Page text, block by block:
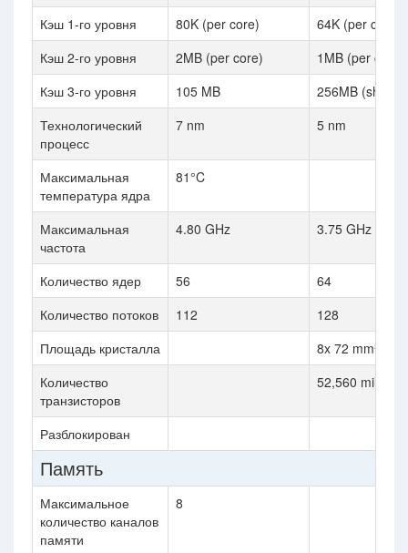
Кэш 1-го уровня
80K (per core)
64K (per core)
Кэш 2-го уровня
2MB (per core)
1MB (per core)
Кэш 3-го уровня
105 MB
256MB
Технологический
процесс
7 nm 5 nm
Максимальная
температура ядра
81°C
Максимальная
частота
4.80 GHz 3.75 GHz
Количество ядер 56
64
Количество потоков
112
128
Площадь кристалла
8x 72 mm²
Количество
транзисторов
52,560 million
Разблокирован
Память
Максимальное
количество каналов
памяти
8